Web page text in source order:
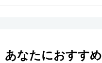
あなたにおすすめ